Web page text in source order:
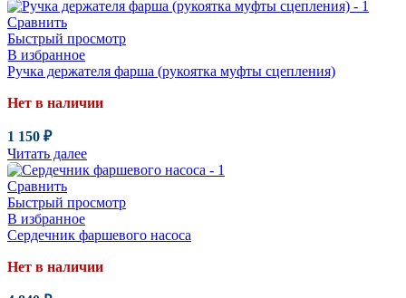
Сравнить
Быстрый просмотр
В избранное
Ручка держателя фарша (рукоятка муфты сцепления)
Нет в наличии
1 150 ₽
Читать далее
Сравнить
Быстрый просмотр
В избранное
Сердечник фаршевого насоса
Нет в наличии